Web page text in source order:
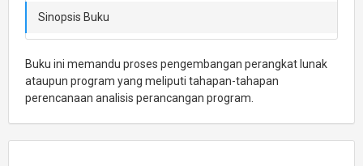
Sinopsis Buku
Buku ini memandu proses pengembangan perangkat lunak
ataupun program yang meliputi tahapan-tahapan
perencanaan analisis perancangan program.